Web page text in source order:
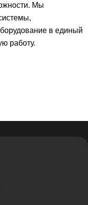
Мы
в единый
работу.